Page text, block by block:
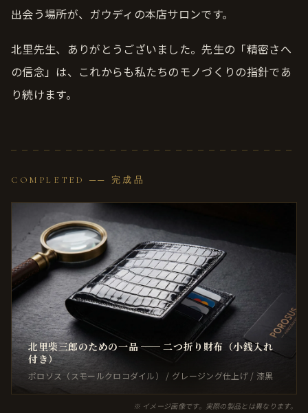
出会う場所が、ガウディの本店サロンです。
北里先生、ありがとうございました。先生の「精密さへ
の信念」は、これからも私たちのモノづくりの指針であ
り続けます。
COMPLETED ── 完成品
北里柴三郎のための一品 ── 二つ折り財布（小銭入れ
付き）
ポロソス（スモールクロコダイル） / グレージング仕上げ / 漆黒
※ イメージ画像です。実際の製品とは異なります。